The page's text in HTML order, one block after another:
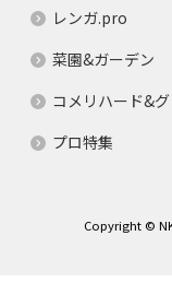
レンガ.pro
菜園&ガーデン
コメリハード&
プロ特集
Copyright ©